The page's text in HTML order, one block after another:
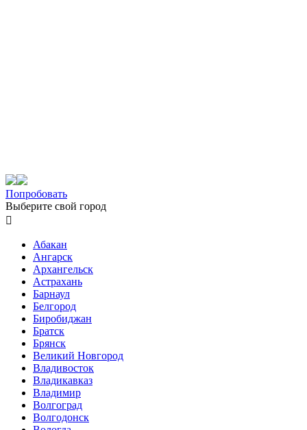
Попробовать
Выберите свой город

Абакан
Ангарск
Архангельск
Астрахань
Барнаул
Белгород
Биробиджан
Братск
Брянск
Великий Новгород
Владивосток
Владикавказ
Владимир
Волгоград
Волгодонск